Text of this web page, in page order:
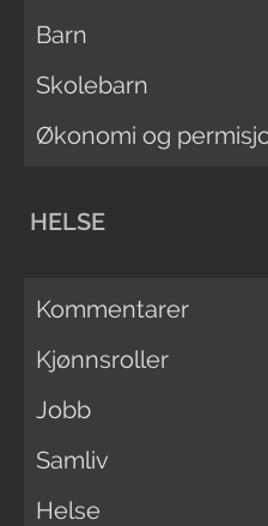
Barn
Skolebarn
Økonomi og
HELSE
Kommentarer
Kjønnsroller
Jobb
Samliv
Helse